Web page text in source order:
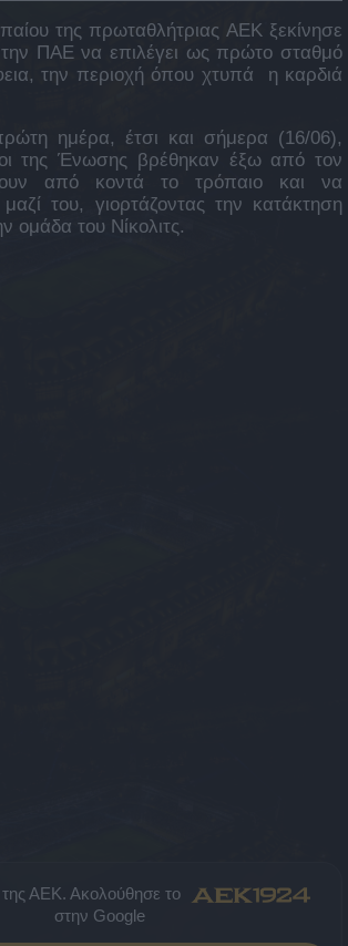
της πρωταθλήτριας ΑΕΚ ξεκίνησε
ΠΑΕ να επιλέγει ως πρώτο σταθμό
την περιοχή όπου χτυπά η καρδιά
ημέρα, έτσι και σήμερα (16/06),
της Ένωσης βρέθηκαν έξω από τον
από κοντά το τρόπαιο και να
του, γιορτάζοντας την κατάκτηση
ομάδα του Νίκολιτς.
ΑΕΚ. Ακολούθησε το
στην Google